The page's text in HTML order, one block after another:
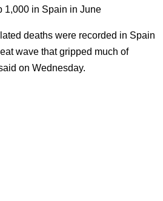
1,000 in Spain in June
deaths were recorded in Spain
wave that gripped much of
on Wednesday.